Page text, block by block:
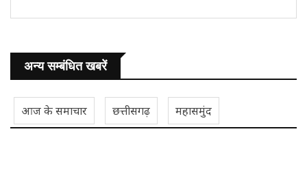
अन्य सम्बंधित खबरें
आज के समाचार छत्तीसगढ़ महासमुंद